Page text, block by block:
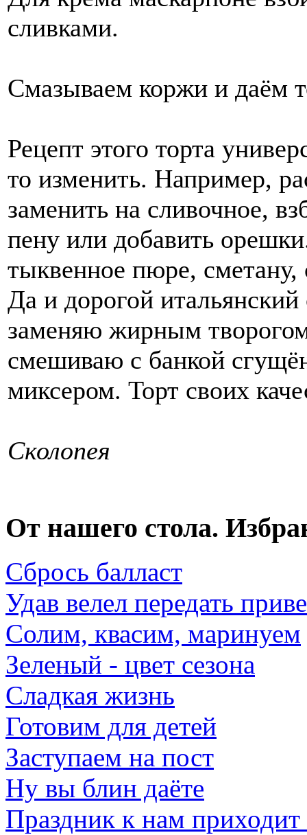
сливками.
Смазываем коржи и даём
Рецепт этого торта
то изменить. Например,
заменить на сливочное,
пену или добавить
тыквенное пюре,
Да и дорогой
заменяю жирным
смешиваю с банкой
миксером. Торт своих
Сколопея
От нашего стола.
Сбрось балласт
Удав велел передать
Солим, квасим, маринуем
Зеленый - цвет сезона
Сладкая жизнь
Готовим для детей
Заступаем на пост
Ну вы блин даёте
Праздник к нам